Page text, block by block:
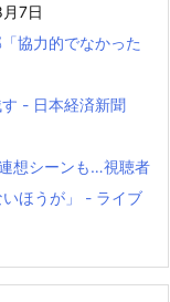
7日
協力的でなかった
す - 日本経済新聞
想シーンも…視聴者
ほうが」 - ライブ